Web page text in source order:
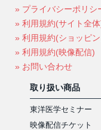
» プライバシーポリシ
» 利用規約(サイト全
» 利用規約(ショッピ
» 利用規約(映像配信)
» お問い合わせ
取り扱い商品
東洋医学セミナー
映像配信チケット